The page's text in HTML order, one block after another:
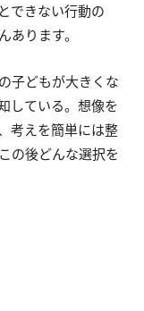
できない行動の
ります。
子どもが大きくな
している。想像を
考えを簡単には整
の後どんな選択を